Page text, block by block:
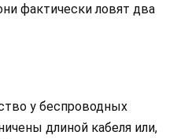
фактически ловят два
у беспроводных
длиной кабеля или,